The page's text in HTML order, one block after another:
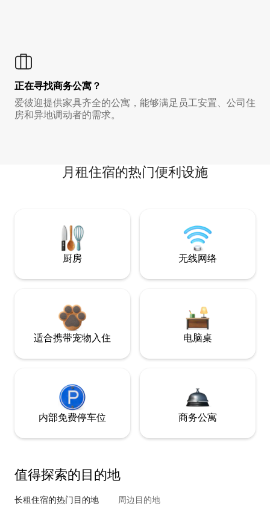
正在寻找商务公寓？
爱彼迎提供家具齐全的公寓，能够满足员工安置、公司住
房和异地调动者的需求。
月租住宿的热门便利设施
厨房 无线网络
适合携带宠物入住 电脑桌
内部免费停车位 商务公寓
值得探索的目的地
长租住宿的热门目的地 周边目的地